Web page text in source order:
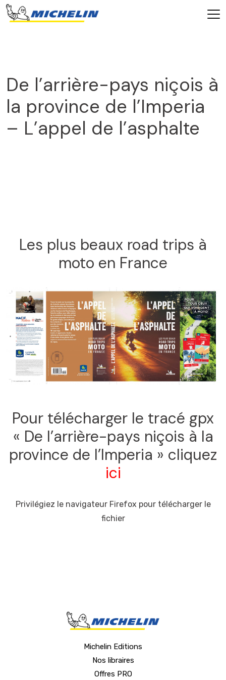
De l’arrière-pays niçois à
la province de l’Imperia
– L’appel de l’asphalte
Les plus beaux road trips à
moto en France
Pour télécharger le tracé gpx
« De l’arrière-pays niçois à la
province de l’Imperia » cliquez
ici
Privilégiez le navigateur Firefox pour télécharger le
fichier
Michelin Editions
Nos libraires
Offres PRO